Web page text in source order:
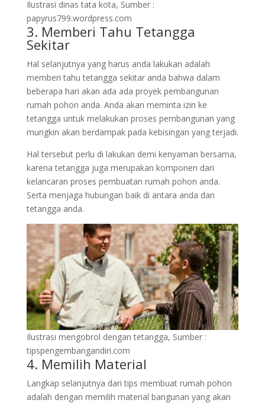
Ilustrasi dinas tata kota, Sumber :
papyrus799.wordpress.com
3. Memberi Tahu Tetangga
Sekitar
Hal selanjutnya yang harus anda lakukan adalah
memberi tahu tetangga sekitar anda bahwa dalam
beberapa hari akan ada ada proyek pembangunan
rumah pohon anda. Anda akan meminta izin ke
tetangga untuk melakukan proses pembangunan yang
mungkin akan berdampak pada kebisingan yang terjadi.
Hal tersebut perlu di lakukan demi kenyaman bersama,
karena tetangga juga merupakan komponen dari
kelancaran proses pembuatan rumah pohon anda.
Serta menjaga hubungan baik di antara anda dan
tetangga anda.
Ilustrasi mengobrol dengan tetangga, Sumber :
tipspengembangandiri.com
4. Memilih Material
Langkap selanjutnya dari tips membuat rumah pohon
adalah dengan memilih material bangunan yang akan